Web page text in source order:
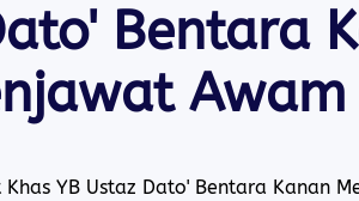
Bentara
YB Ustaz Dato' Bentara Kanan